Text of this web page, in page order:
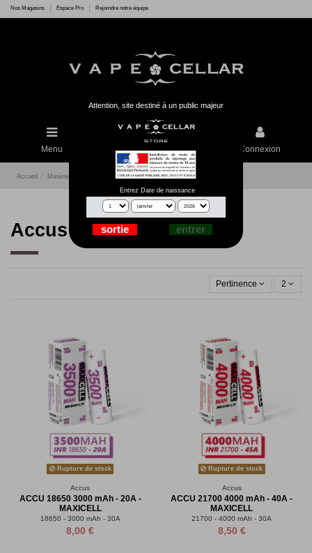
Attention, site destiné à un public majeur
Entrez Date de naissance
Nos Magasins Espace Pro Rejoindre notre équipe
Menu Rechercher Connexion
Accueil Matériel Pièces détachées Accus
Accus
Pertinence 2
Rupture de stock
Accus
ACCU 18650 3000 mAh - 20A -
MAXICELL
18650 - 3000 mAh - 30A
8,00 €
Rupture de stock
Accus
ACCU 21700 4000 mAh - 40A -
MAXICELL
21700 - 4000 mAh - 30A
8,50 €